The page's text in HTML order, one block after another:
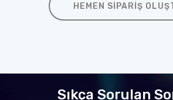
HEMEN SIPARIŞ
Sıkça Sorulan